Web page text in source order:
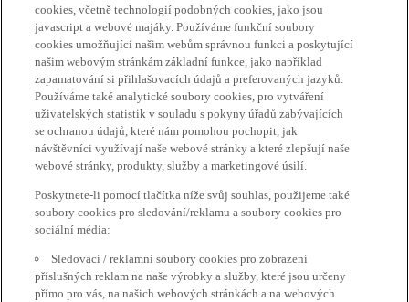
cookies, včetně technologií podobných cookies, jako jsou
javascript a webové majáky. Používáme funkční soubory
cookies umožňující našim webům správnou funkci a poskytující
našim webovým stránkám základní funkce, jako například
zapamatování si přihlašovacích údajů a preferovaných jazyků.
Používáme také analytické soubory cookies, pro vytváření
uživatelských statistik v souladu s pokyny úřadů zabývajících
se ochranou údajů, které nám pomohou pochopit, jak
návštěvníci využívají naše webové stránky a které zlepšují naše
webové stránky, produkty, služby a marketingové úsilí.
Poskytnete-li pomocí tlačítka níže svůj souhlas, použijeme také
soubory cookies pro sledování/reklamu a soubory cookies pro
sociální média:
Sledovací / reklamní soubory cookies pro zobrazení
příslušných reklam na naše výrobky a služby, které jsou určeny
přímo pro vás, na našich webových stránkách a na webových